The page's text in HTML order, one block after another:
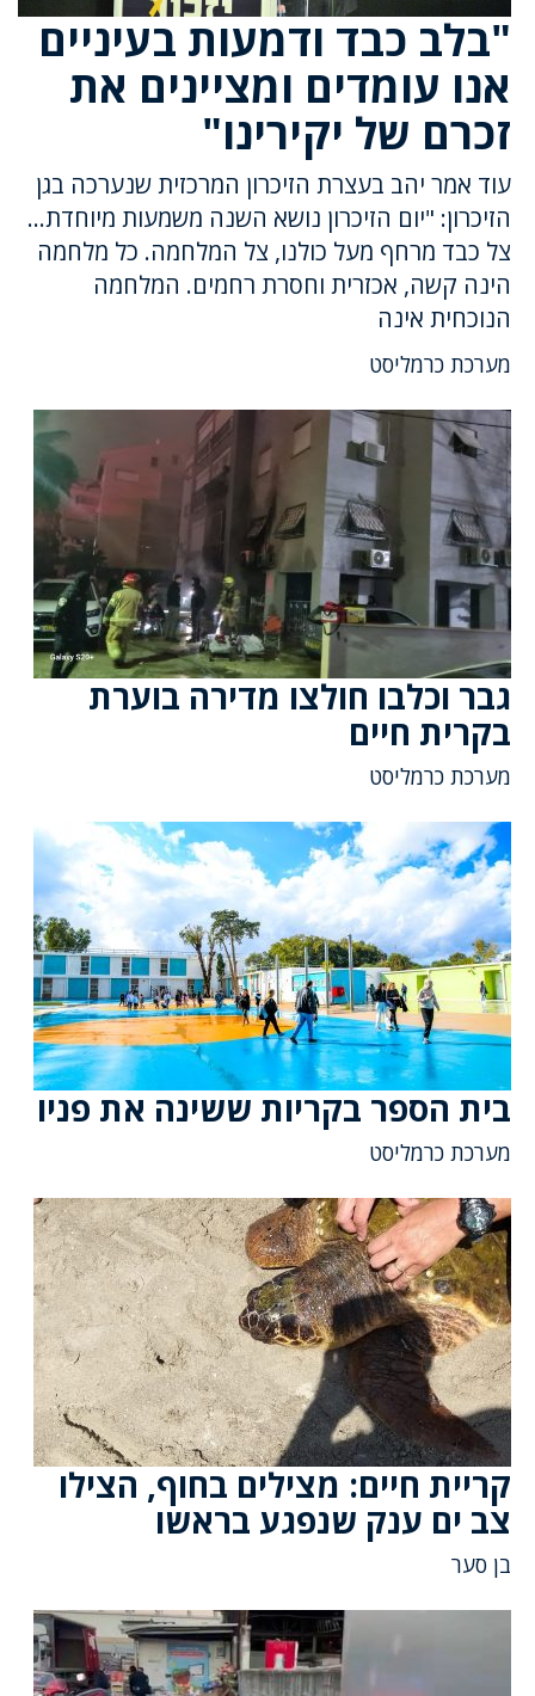
"בלב כבד ודמעות בעיניים
אנו עומדים ומציינים את
זכרם של יקירינו"
עוד אמר יהב בעצרת הזיכרון המרכזית שנערכה בגן
הזיכרון: "יום הזיכרון נושא השנה משמעות מיוחדת…
צל כבד מרחף מעל כולנו, צל המלחמה. כל מלחמה
הינה קשה, אכזרית וחסרת רחמים. המלחמה
הנוכחית אינה
מערכת כרמליסט
גבר וכלבו חולצו מדירה בוערת
בקרית חיים
מערכת כרמליסט
בית הספר בקריות ששינה את פניו
מערכת כרמליסט
קריית חיים: מצילים בחוף, הצילו
צב ים ענק שנפגע בראשו
בן סער